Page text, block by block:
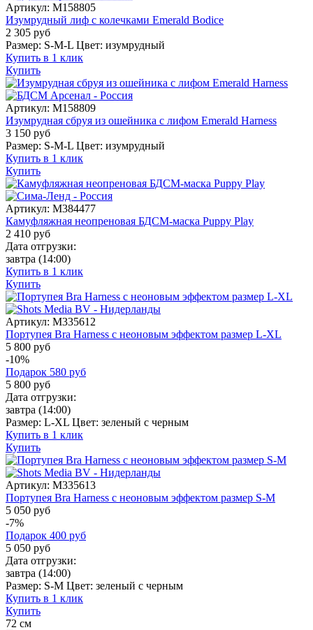
Артикул: M158805
Изумрудный лиф с колечками Emerald Bodice
2 305 руб
Размер: S-M-L Цвет: изумрудный
Купить в 1 клик
Купить
Артикул: M158809
Изумрудная сбруя из ошейника с лифом Emerald Harness
3 150 руб
Размер: S-M-L Цвет: изумрудный
Купить в 1 клик
Купить
Артикул: M384477
Камуфляжная неопреновая БДСМ-маска Puppy Play
2 410 руб
Дата отгрузки:
завтра (14:00)
Купить в 1 клик
Купить
Артикул: M335612
Портупея Bra Harness с неоновым эффектом размер L-XL
5 800 руб
-10%
Подарок 580 руб
5 800 руб
Дата отгрузки:
завтра (14:00)
Размер: L-XL Цвет: зеленый с черным
Купить в 1 клик
Купить
Артикул: M335613
Портупея Bra Harness с неоновым эффектом размер S-M
5 050 руб
-7%
Подарок 400 руб
5 050 руб
Дата отгрузки:
завтра (14:00)
Размер: S-M Цвет: зеленый с черным
Купить в 1 клик
Купить
72 см